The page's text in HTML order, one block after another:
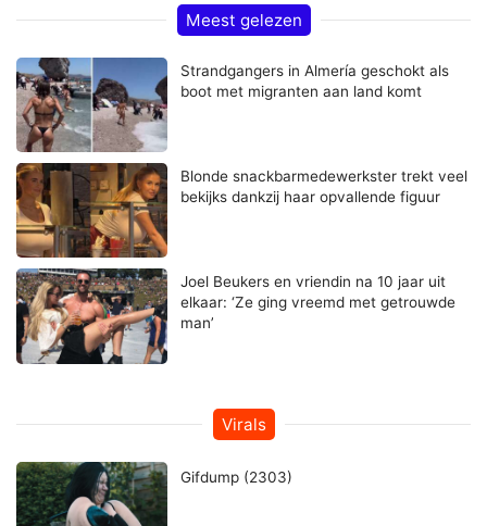
Meest gelezen
Strandgangers in Almería geschokt als
boot met migranten aan land komt
Blonde snackbarmedewerkster trekt veel
bekijks dankzij haar opvallende figuur
Joel Beukers en vriendin na 10 jaar uit
elkaar: ‘Ze ging vreemd met getrouwde
man’
Virals
Gifdump (2303)